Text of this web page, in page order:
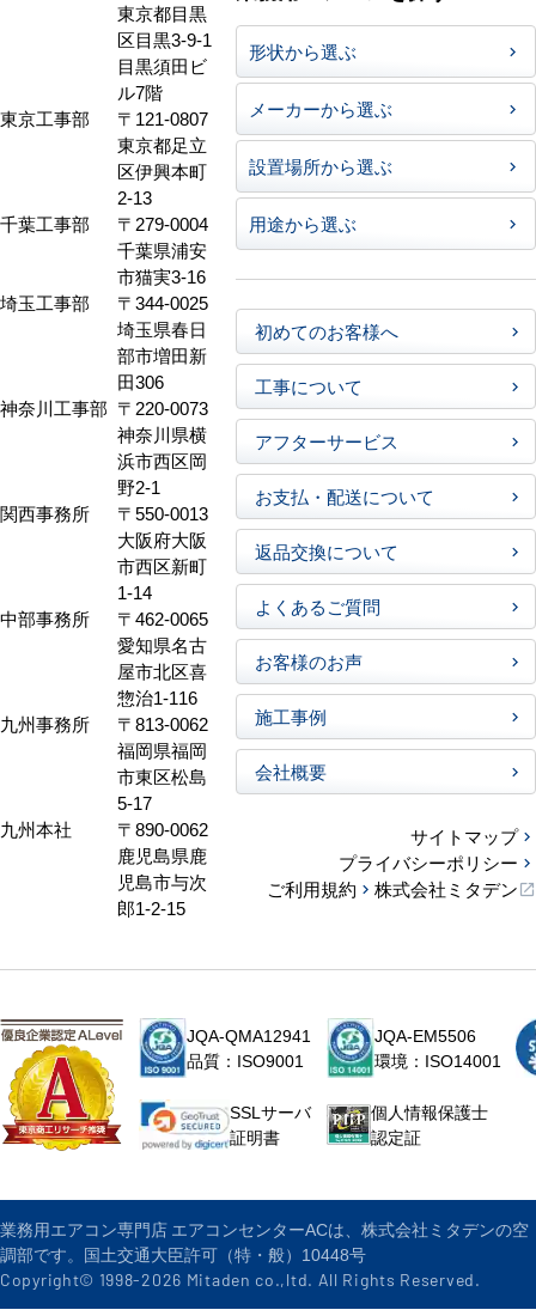
東京都目黒
区目黒3-9-1
目黒須田ビ
ル7階
東京工事部
〒121-0807
東京都足立
区伊興本町
2-13
千葉工事部
〒279-0004
千葉県浦安
市猫実3-16
埼玉工事部
〒344-0025
埼玉県春日
部市増田新
田306
神奈川工事部 〒220-0073
神奈川県横
浜市西区岡
野2-1
関西事務所
〒550-0013
大阪府大阪
市西区新町
1-14
中部事務所
〒462-0065
愛知県名古
屋市北区喜
惣治1-116
九州事務所
〒813-0062
福岡県福岡
市東区松島
5-17
九州本社
〒890-0062
鹿児島県鹿
児島市与次
郎1-2-15
形状から選ぶ
メーカーから選ぶ
設置場所から選ぶ
用途から選ぶ
初めてのお客様へ
工事について
アフターサービス
お支払・配送について
返品交換について
よくあるご質問
お客様のお声
施工事例
会社概要
サイトマップ
プライバシーポリシー
ご利用規約
株式会社ミタデン
JQA-QMA12941
品質：ISO9001
JQA-EM5506
環境：ISO14001
SSLサーバ
証明書
個人情報保護士
認定証
業務用エアコン専門店 エアコンセンターACは、株式会社ミタデンの空
調部です。国土交通大臣許可（特・般）10448号
Copyright© 1998-2026 Mitaden co.,ltd. All Rights Reserved.